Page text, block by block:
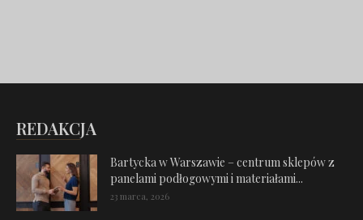
REDAKCJA
Bartycka w Warszawie – centrum sklepów z
panelami podłogowymi i materiałami...
23 marca, 2026